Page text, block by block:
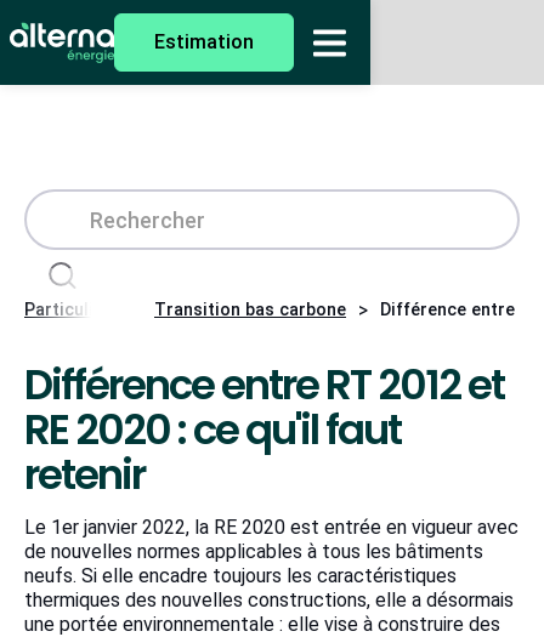
Estimation
Particuliers Transition bas carbone > Différence entre
Différence entre RT 2012 et
RE 2020 : ce qu'il faut
retenir
Le 1er janvier 2022, la RE 2020 est entrée en vigueur avec
de nouvelles normes applicables à tous les bâtiments
neufs. Si elle encadre toujours les caractéristiques
thermiques des nouvelles constructions, elle a désormais
une portée environnementale : elle vise à construire des